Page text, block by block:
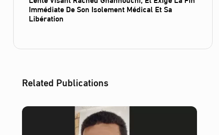
Immédiate De Son Isolement Médical Et Sa
Libération
Related Publications